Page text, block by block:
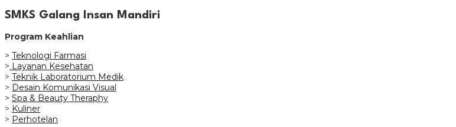
SMKS Galang Insan Mandiri
Program Keahlian
> Teknologi Farmasi
> Layanan Kesehatan
> Teknik Laboratorium Medik
> Desain Komunikasi Visual
> Spa & Beauty Theraphy
> Kuliner
> Perhotelan